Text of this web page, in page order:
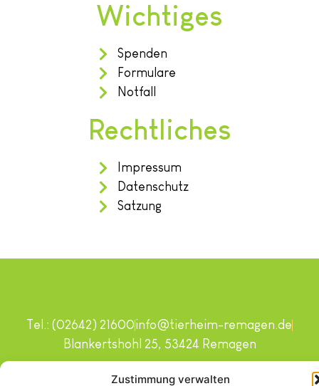
Zustimmung verwalten
Wichtiges
Spenden
Formulare
Notfall
Rechtliches
Impressum
Datenschutz
Satzung
Copyright © 2024. Alle Rechte vorbehalten.
Tel.: (02642) 21600info@tierheim-remagen.de
Blankertshohl 25, 53424 Remagen